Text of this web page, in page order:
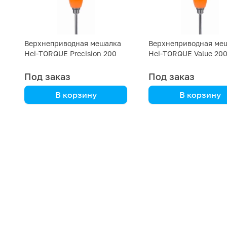
Верхнеприводная мешалка
Hei-TORQUE Precision 200
Под заказ
В корзину
Верхнеприводная
Hei-TORQUE Value 200
Под заказ
В корзину